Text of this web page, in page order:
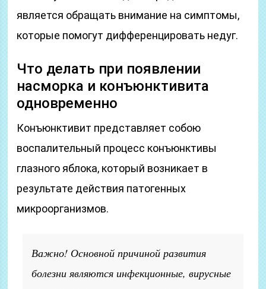
является обращать внимание на симптомы,
которые помогут дифференцировать недуг.
Что делать при появлении
насморка и конъюнктивита
одновременно
Конъюнктивит представляет собою
воспалительный процесс конъюнктивы
глазного яблока, который возникает в
результате действия патогенных
микроорганизмов.
Важно! Основной причиной развития
болезни являются инфекционные, вирусные